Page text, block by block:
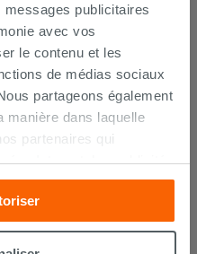
publicitaires
avec vos
le contenu et les
de médias sociaux
partageons également
manière dans laquelle
partenaires qui
Internet, les publicités
partenaires pourraient
d’autres que vous leur
à partir de votre
vous souhaitez en savoir
vous en 15 jours
de nombreuses
spécialistes des
l'expédition des produits